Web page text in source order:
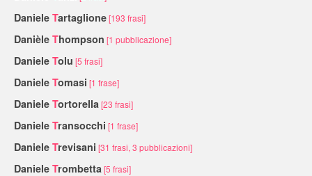
Daniele Tartaglione[193 frasi]
Danièle Thompson [1 pubblicazione]
Daniele Tolu [5 frasi]
Daniele Tomasi [1 frase]
Daniele Tortorella [23 frasi]
Daniele Transocchi [1 frase]
Daniele Trevisani [31 frasi, 3 pubblicazioni]
Daniele Trombetta [5 frasi]